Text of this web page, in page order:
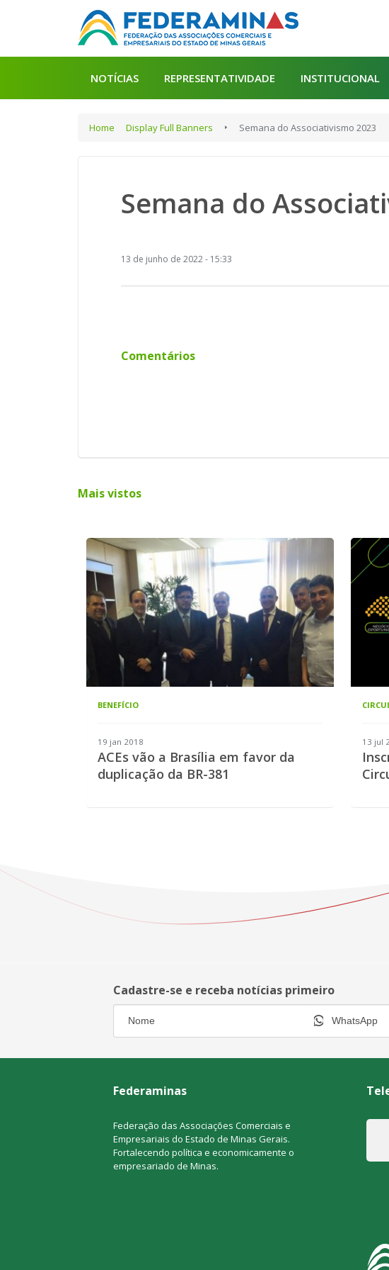
NOTÍCIAS REPRESENTATIVIDADE INSTITUCIONAL
Home Display Full Banners Semana do Associativismo 2023
Semana do
13 de junho de 2022 - 15:33
Comentários
Mais vistos
BENEFÍCIO
19 jan 2018
ACEs vão a Brasília em favor da
duplicação da BR-381
13 jul
Cadastre-se e receba notícias primeiro
Federaminas
Federação das Associações Comerciais e
Empresariais do Estado de Minas Gerais.
Fortalecendo política e economicamente o
empresariado de Minas.